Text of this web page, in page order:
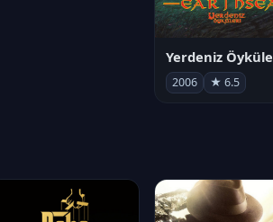
Yerdeniz
2006 ★ 6.5